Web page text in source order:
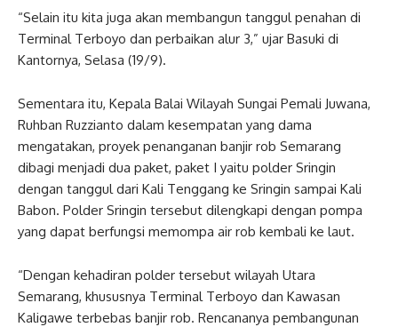
“Selain itu kita juga akan membangun tanggul penahan di
Terminal Terboyo dan perbaikan alur 3,” ujar Basuki di
Kantornya, Selasa (19/9).
Sementara itu, Kepala Balai Wilayah Sungai Pemali Juwana,
Ruhban Ruzzianto dalam kesempatan yang dama
mengatakan, proyek penanganan banjir rob Semarang
dibagi menjadi dua paket, paket I yaitu polder Sringin
dengan tanggul dari Kali Tenggang ke Sringin sampai Kali
Babon. Polder Sringin tersebut dilengkapi dengan pompa
yang dapat berfungsi memompa air rob kembali ke laut.
“Dengan kehadiran polder tersebut wilayah Utara
Semarang, khususnya Terminal Terboyo dan Kawasan
Kaligawe terbebas banjir rob. Rencananya pembangunan